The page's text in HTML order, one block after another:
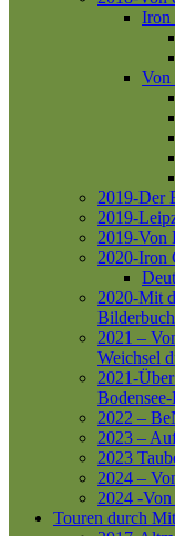
Iron
Von
2019-Der
2019-
2019-Von
2020-Iron
2020-Mit
Bilderbuch
2021 –
Weichsel
2021-
2022 –
2023 –
2023
2024 –
2024 -
Touren durch